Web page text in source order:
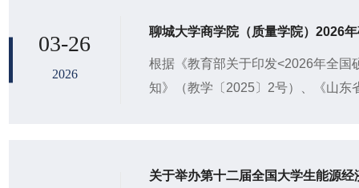
03-26
2026
聊城大学商学院（质量学院）2026
根据《教育部关于印发<2026年全国
知》（教学〔2025〕2号）、《山东
关于举办第十二届全国大学生能源